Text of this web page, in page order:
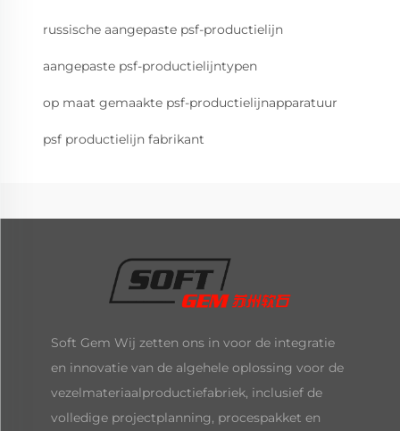
russische aangepaste psf-productielijn
aangepaste psf-productielijntypen
op maat gemaakte psf-productielijnapparatuur
psf productielijn fabrikant
Soft Gem Wij zetten ons in voor de integratie
en innovatie van de algehele oplossing voor de
vezelmateriaalproductiefabriek, inclusief de
volledige projectplanning, procespakket en